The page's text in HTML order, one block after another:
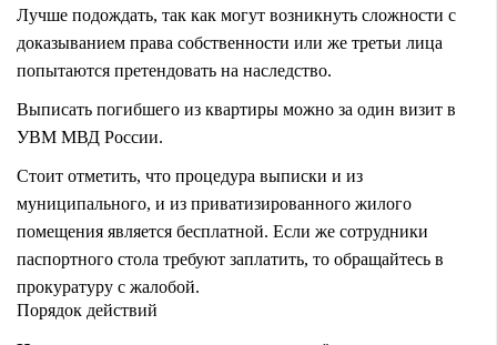
Лучше подождать, так как могут возникнуть сложности с
доказыванием права собственности или же третьи лица
попытаются претендовать на наследство.
Выписать погибшего из квартиры можно за один визит в
УВМ МВД России.
Стоит отметить, что процедура выписки и из
муниципального, и из приватизированного жилого
помещения является бесплатной. Если же сотрудники
паспортного стола требуют заплатить, то обращайтесь в
прокуратуру с жалобой.
Порядок действий